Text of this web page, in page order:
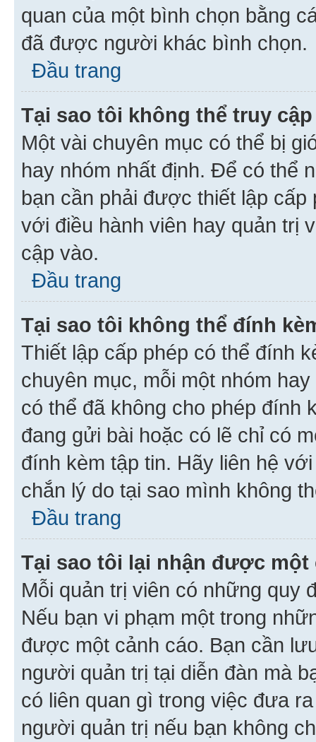
quan của một bình chọn bằng
đã được người khác bình chọn.
Đầu trang
Tại sao tôi không thể truy
Một vài chuyên mục có thể bị
hay nhóm nhất định. Để có thể
bạn cần phải được thiết lập
với điều hành viên hay quản trị
cập vào.
Đầu trang
Tại sao tôi không thể đính
Thiết lập cấp phép có thể đính
chuyên mục, mỗi một nhóm
có thể đã không cho phép đính
đang gửi bài hoặc có lẽ chỉ có
đính kèm tập tin. Hãy liên hệ
chắn lý do tại sao mình không
Đầu trang
Tại sao tôi lại nhận được một
Mỗi quản trị viên có những quy
Nếu bạn vi phạm một trong
được một cảnh cáo. Bạn cần
người quản trị tại diễn đàn mà
có liên quan gì trong việc đưa
người quản trị nếu bạn không